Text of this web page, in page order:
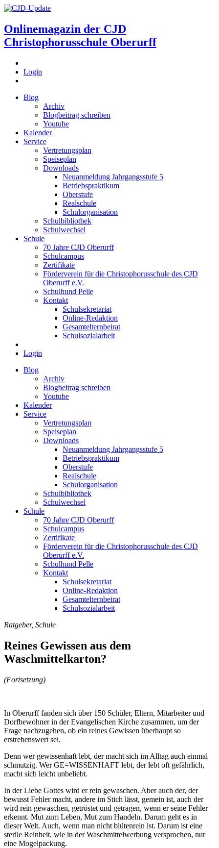
Onlinemagazin der CJD
Christophorusschule Oberurff
Login
Blog
Archiv
Blogbeitrag schreiben
Youtube
Kalender
Service
Vertretungsplan
Speiseplan
Downloads
Neuanmeldung Jahrgangsstufe 5
Betriebspraktikum
Oberstufe
Realschule
Schulorganisation
Schulbibliothek
Schulwechsel
Schule
70 Jahre CJD Oberurff
Schulcampus
Zertifikate
Förderverein für die Christophorusschule des CJD
Oberurff e.V.
Schulhund Pelle
Kontakt
Schulsekretariat
Online-Redaktion
Gesamtelternbeirat
Schulsozialarbeit
Login
Blog
Archiv
Blogbeitrag schreiben
Youtube
Kalender
Service
Vertretungsplan
Speiseplan
Downloads
Neuanmeldung Jahrgangsstufe 5
Betriebspraktikum
Oberstufe
Realschule
Schulorganisation
Schulbibliothek
Schulwechsel
Schule
70 Jahre CJD Oberurff
Schulcampus
Zertifikate
Förderverein für die Christophorusschule des CJD
Oberurff e.V.
Schulhund Pelle
Kontakt
Schulsekretariat
Online-Redaktion
Gesamtelternbeirat
Schulsozialarbeit
Ratgeber, Schule
Reines Gewissen aus dem
Waschmittelkarton?
(Fortsetzung)
In Oberurff fanden sich über 150 Schüler, Eltern, Mitarbeiter und
Dorfbewohner in der Evangelischen Kirche zusammen, um der
Frage nachzugehen, ob ein reines Gewissen überhaupt so
erstrebenswert sei.
Denn wer gewissenhaft lebt, der macht sich im Alltag auch einmal
schmutzig. Wer GE=WISSENHAFT lebt, der lebt oft gefährlich,
macht sich leicht unbeliebt.
In der Liebe Gottes wird er rein gewaschen. Aber auch der, der
bewusst Fehler macht, andere im Stich lässt, gemein ist, auch der
wird rein gewaschen, getröstet und getragen, wenn er seine Fehler
erkennt. Mut zum Leben, Mut zum Handeln. Darum geht es in
dieser Welt. Auch, wenn man nicht blütenrein ist. Darum ist eine
sterile Reinheit, wie in der Waschmittelwerbung versprochen, nur
eine Mogelpackung.